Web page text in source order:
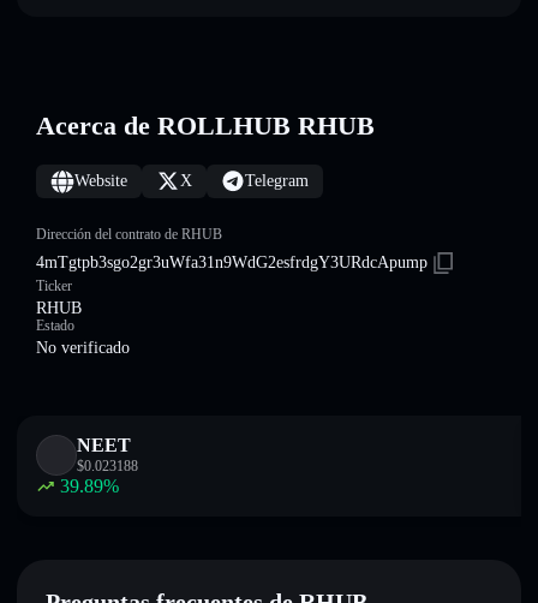
Acerca de ROLLHUB RHUB
Website X Telegram
Dirección del contrato de RHUB
4mTgtpb3sgo2gr3uWfa31n9WdG2esfrdgY3URdcApump
Ticker
RHUB
Estado
No verificado
NEET
$0.023188
39.89%